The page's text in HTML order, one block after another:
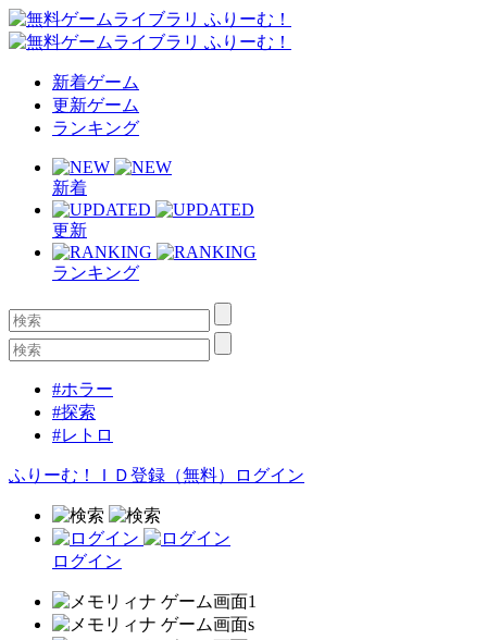
新着ゲーム
更新ゲーム
ランキング
新着
更新
ランキング
#ホラー
#探索
#レトロ
ふりーむ！ＩＤ登録（無料） ログイン
ログイン